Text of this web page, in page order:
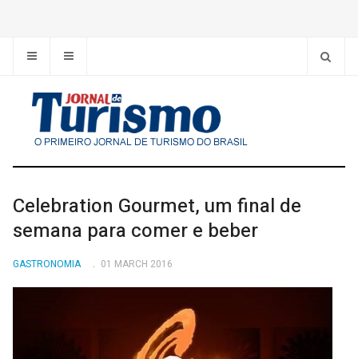
Celebration Gourmet, um final de
semana para comer e beber
GASTRONOMIA 01 MARCH 2016